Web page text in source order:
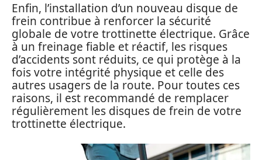
Enfin, l’installation d’un nouveau disque de
frein contribue à renforcer la sécurité
globale de votre trottinette électrique. Grâce
à un freinage fiable et réactif, les risques
d’accidents sont réduits, ce qui protège à la
fois votre intégrité physique et celle des
autres usagers de la route. Pour toutes ces
raisons, il est recommandé de remplacer
régulièrement les disques de frein de votre
trottinette électrique.